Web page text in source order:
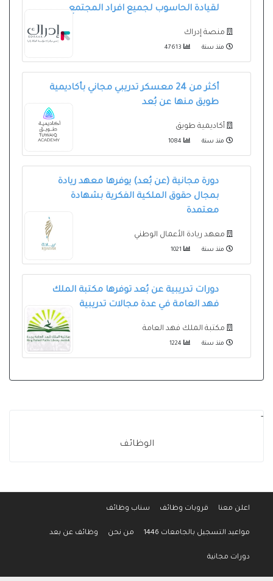
لقيادة الحاسوب لجميع افراد المجتمع
منصة إدراك
منذ سنة
أكثر من 24 معسكر تدريبي مجاني بأكاديمية
طويق منها عن بُعد
أكاديمية طويق
منذ سنة
دورة مجانية (عن بُعد) يوفرها معهد ريادة
بمجال حقوق الملكية الفكرية بشهادة
معتمدة
معهد ريادة الأعمال الوطني
منذ سنة
دورات تدريبية عن بُعد توفرها مكتبة الملك
فهد العامة في عدة مجالات تدريبية
مكتبة الملك فهد العامة
منذ سنة
-
الوظائف
اعلن معنا قروبات وظائف سناب وظائف
مواعيد التسجيل بالجامعات 1446 من نحن وظائف عن بعد
دورات مجانية